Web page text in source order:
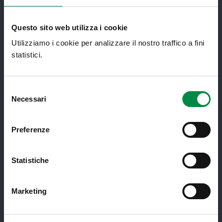
Questo sito web utilizza i cookie
Utilizziamo i cookie per analizzare il nostro traffico a fini
statistici.
delNecessari
Preferenze
Statistiche
Marketing
Assistenza sanitaria transfrontaliera
Consultorio Familiare
Direzione Assistenza Farmaceutica
Medici e Pediatri di Famiglia
Nucleo di Cure Primarie (NCP)
Sanità Pubblica